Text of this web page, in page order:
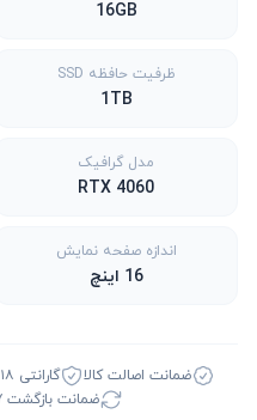
16GB
ظرفیت حافظه SSD
1TB
مدل گرافیک
RTX 4060
اندازه صفحه نمایش
16 اینچ
ضمانت اصالت کالا گارانتی ۱۸ ماهه شرکتی
ضمانت بازگشت ۷ روزه